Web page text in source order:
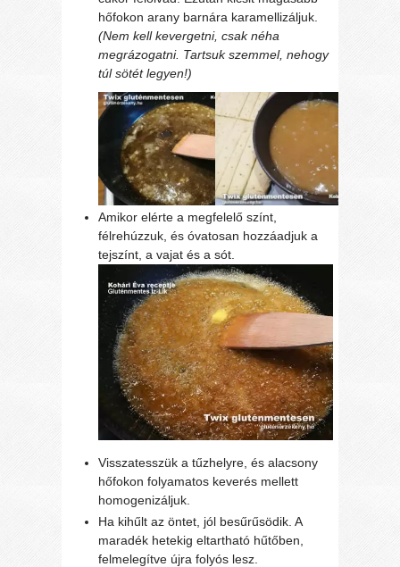
hőfokon arany barnára karamellizáljuk.
(Nem kell kevergetni, csak néha
megrázogatni. Tartsuk szemmel, nehogy
túl sötét legyen!)
Amikor elérte a megfelelő színt,
félrehúzzuk, és óvatosan hozzáadjuk a
tejszínt, a vajat és a sót.
Visszatesszük a tűzhelyre, és alacsony
hőfokon folyamatos keverés mellett
homogenizáljuk.
Ha kihűlt az öntet, jól besűrűsödik. A
maradék hetekig eltartható hűtőben,
felmelegítve újra folyós lesz.